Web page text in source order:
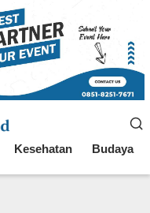
Kesehatan Budaya